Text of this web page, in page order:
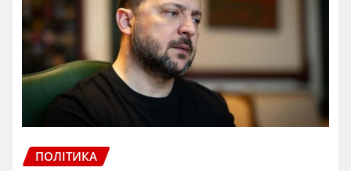
ПОЛІТИКА